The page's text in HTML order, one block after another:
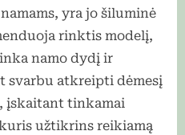
yra jo šiluminė
rinktis modelį,
namo dydį ir
svarbu atkreipti dėmesį
įskaitant tinkamai
užtikrins reikiamą